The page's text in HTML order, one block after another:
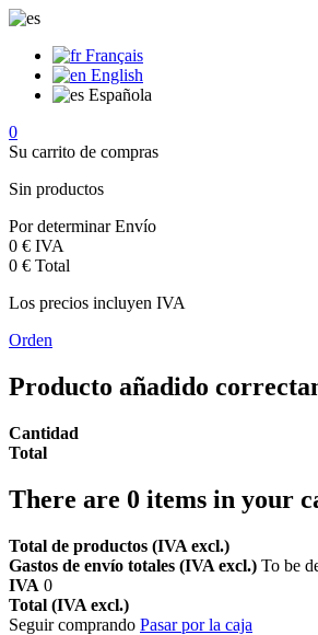
Français
English
Española
0
Su carrito de compras
Sin productos
Por determinarEnvío
0 € IVA
0 € Total
Los precios incluyen IVA
Orden
Producto añadido
Cantidad
Total
There are 0 items in your
Total de productos (IVA excl.)
Gastos de envío totales (IVA excl.) To be
IVA 0
Total (IVA excl.)
Seguir comprando Pasar por la caja